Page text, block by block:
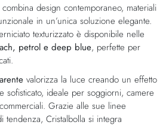
combina design contemporaneo, materiali
in un’unica soluzione elegante.
texturizzato è disponibile nelle
petrol e deep blue, perfette per
valorizza la luce creando un effetto
sofisticato, ideale per soggiorni, camere
Grazie alle sue linee
tendenza, Cristalbolla si integra